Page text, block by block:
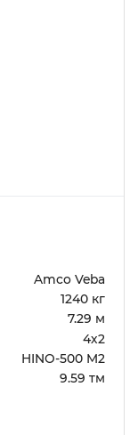
Amco Veba
1240 кг
7.29 м
4х2
HINO-500 M2
9.59 тм